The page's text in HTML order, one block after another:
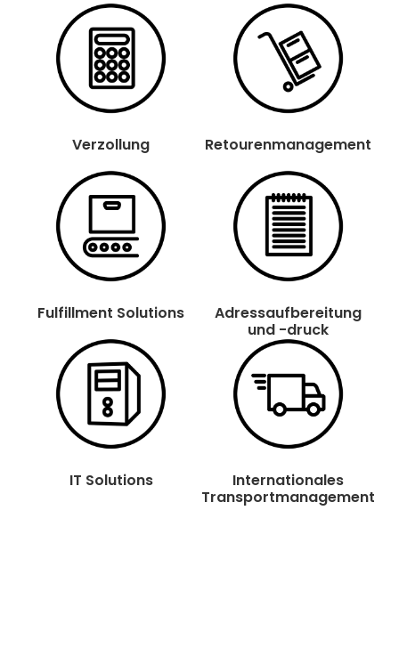
Verzollung Retouren­management
Fulfillment Solutions
Adress­aufbereitung
und -druck
IT Solutions
Internationales
Transport­management